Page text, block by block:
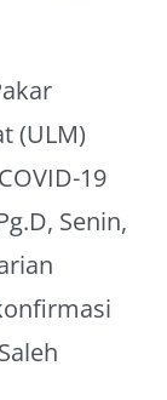
(ULM)
19
Senin,